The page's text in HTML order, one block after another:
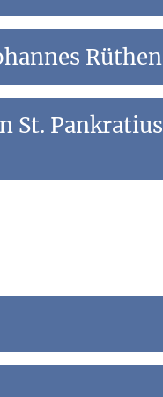
Rüthen
St. Pankratius